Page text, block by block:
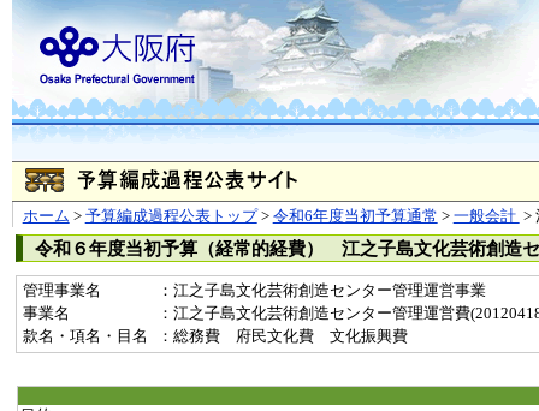
ホーム > 予算編成過程公表トップ> 令和6年度当初予算通常 > 一般会計 >
令和６年度当初予算（経常的経費） 江之子島文化芸術創造
管理事業名
：江之子島文化芸術創造センター管理運営事業
事業名
：江之子島文化芸術創造センター管理運営費
款名・項名・目名
：総務費 府民文化費 文化振興費